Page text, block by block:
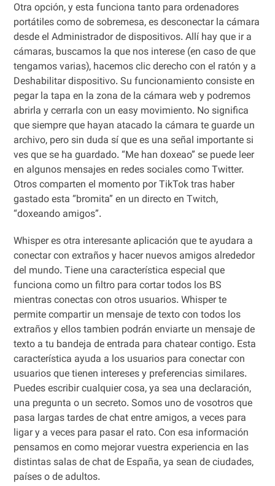
Otra opción, y esta funciona tanto para ordenadores
portátiles como de sobremesa, es desconectar la cámara
desde el Administrador de dispositivos. Allí hay que ir a
cámaras, buscamos la que nos interese (en caso de que
tengamos varias), hacemos clic derecho con el ratón y a
Deshabilitar dispositivo. Su funcionamiento consiste en
pegar la tapa en la zona de la cámara web y podremos
abrirla y cerrarla con un easy movimiento. No significa
que siempre que hayan atacado la cámara te guarde un
archivo, pero sin duda sí que es una señal importante si
ves que se ha guardado. “Me han doxeao” se puede leer
en algunos mensajes en redes sociales como Twitter.
Otros comparten el momento por TikTok tras haber
gastado esta “bromita” en un directo en Twitch,
“doxeando amigos”.
Whisper es otra interesante aplicación que te ayudara a
conectar con extraños y hacer nuevos amigos alrededor
del mundo. Tiene una característica especial que
funciona como un filtro para cortar todos los BS
mientras conectas con otros usuarios. Whisper te
permite compartir un mensaje de texto con todos los
extraños y ellos tambien podrán enviarte un mensaje de
texto a tu bandeja de entrada para chatear contigo. Esta
característica ayuda a los usuarios para conectar con
usuarios que tienen intereses y preferencias similares.
Puedes escribir cualquier cosa, ya sea una declaración,
una pregunta o un secreto. Somos uno de vosotros que
pasa largas tardes de chat entre amigos, a veces para
ligar y a veces para pasar el rato. Con esa información
pensamos en como mejorar vuestra experiencia en las
distintas salas de chat de España, ya sean de ciudades,
países o de adultos.